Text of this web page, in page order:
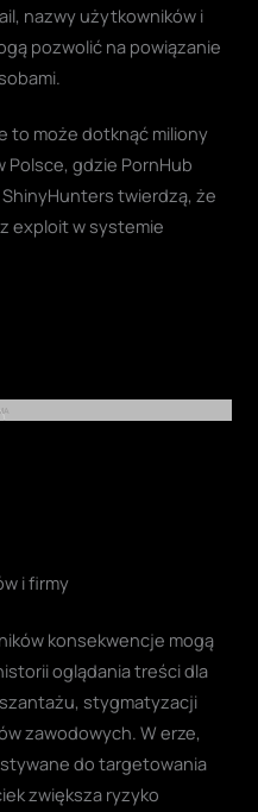
nazwy użytkowników i
pozwolić na powiązanie
to może dotknąć miliony
Polsce, gdzie PornHub
twierdzą, że
exploit w systemie
i firmy
konsekwencje mogą
oglądania treści dla
stygmatyzacji
zawodowych. W erze,
do targetowania
zwiększa ryzyko